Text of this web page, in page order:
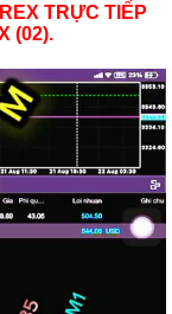
TRỰC TIẾP
(02).